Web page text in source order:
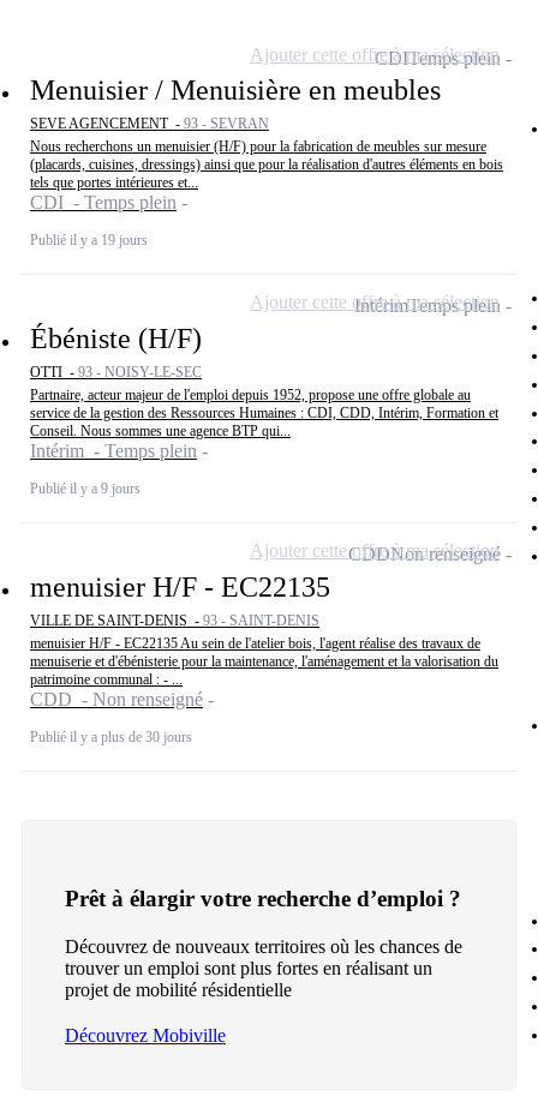
Menuisier / Menuisière en meubles
SEVE AGENCEMENT - 93 - SEVRAN
Nous recherchons un menuisier (H/F) pour la fabrication de meubles sur mesure
(placards, cuisines, dressings) ainsi que pour la réalisation d'autres éléments en bois
tels que portes intérieures et...
CDI - Temps plein
Publié il y a 19 jours
CDITemps plein
Ajouter cette offre à ma sélection
Ébéniste (H/F)
OTTI - 93 - NOISY-LE-SEC
Partnaire, acteur majeur de l'emploi depuis 1952, propose une offre globale au
service de la gestion des Ressources Humaines : CDI, CDD, Intérim, Formation et
Conseil. Nous sommes une agence BTP qui...
Intérim - Temps plein
Publié il y a 9 jours
IntérimTemps plein
Ajouter cette offre à ma sélection
menuisier H/F - EC22135
VILLE DE SAINT-DENIS - 93 - SAINT-DENIS
menuisier H/F - EC22135 Au sein de l'atelier bois, l'agent réalise des travaux de
menuiserie et d'ébénisterie pour la maintenance, l'aménagement et la valorisation du
patrimoine communal : - ...
CDD - Non renseigné
Publié il y a plus de 30 jours
CDDNon renseigné
Ajouter cette offre à ma sélection
Prêt à élargir votre recherche d’emploi ?
Découvrez de nouveaux territoires où les chances de
trouver un emploi sont plus fortes en réalisant un
projet de mobilité résidentielle
Découvrez Mobiville